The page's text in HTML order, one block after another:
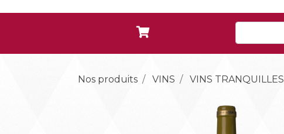
Nos produits VINS VINS TRANQUILLES